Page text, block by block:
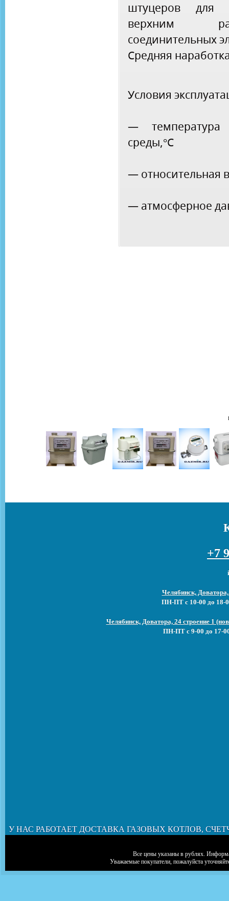
штуцеров для
верхним
соединительных
Средняя
Условия
— температура
среды,°С
— относительная
— атмосферное
+7
Челябинск,
ПН-ПТ с 10-00 до 18-
Челябинск, Доватора, 24 строение 1
ПН-ПТ с 9-00 до 17-
У НАС РАБОТАЕТ ДОСТАВКА ГАЗОВЫХ КОТЛОВ,
Все цены указаны в рублях.
Уважаемые покупатели, пожалуйста